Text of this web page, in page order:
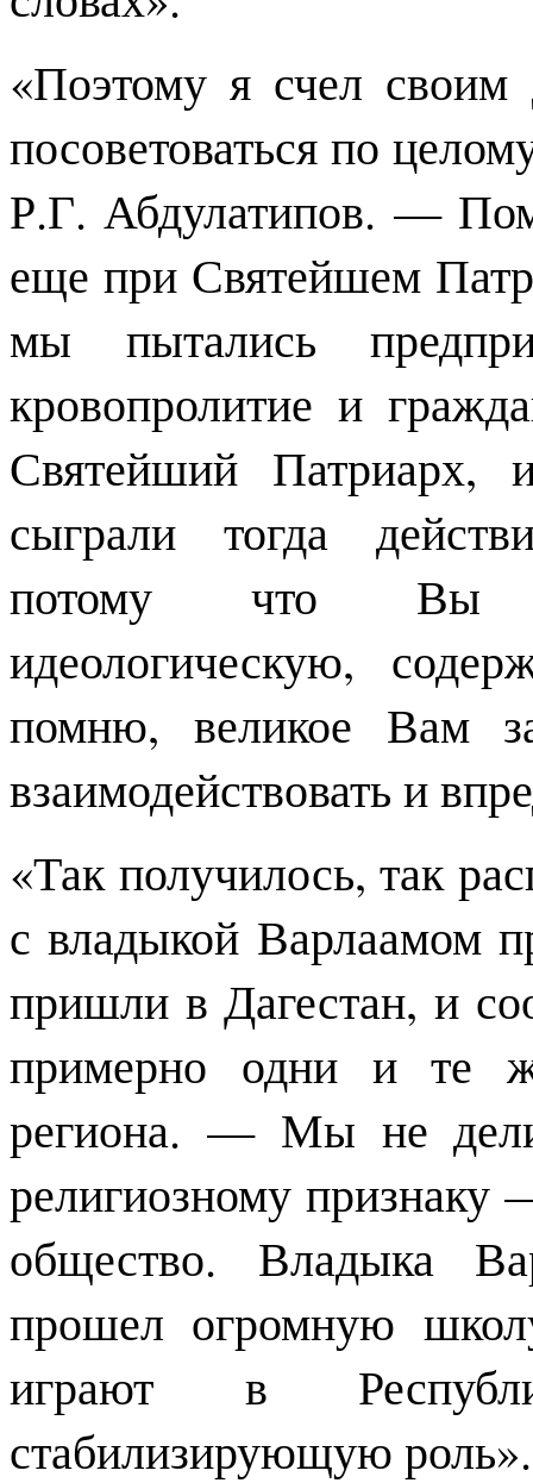
«Поэтому я счел своим
посоветоваться по
Р.Г. Абдулатипов. —
еще при Святейшем
мы пытались
кровопролитие и
Святейший Патриарх,
сыграли тогда
потому что Вы
идеологическую,
помню, великое Вам
взаимодействовать и
«Так получилось, так
с владыкой Варлаамом
пришли в Дагестан, и
примерно одни и те
региона. — Мы не
религиозному признаку
общество. Владыка
прошел огромную
играют в
стабилизирующую роль».